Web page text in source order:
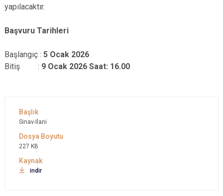
yapılacaktır.
Başvuru Tarihleri
Başlangıç : 5 Ocak 2026
Bitiş : 9 Ocak 2026 Saat: 16.00
Sinav-Ilani
227 KB
indir